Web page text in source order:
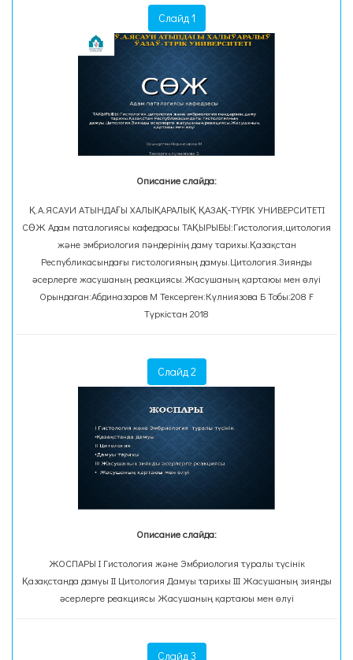
Слайд 1
Описание слайда:
Қ.А.ЯСАУИ АТЫНДАҒЫ ХАЛЫҚАРАЛЫҚ ҚАЗАҚ-ТҮРІК УНИВЕРСИТЕТІ
СӨЖ Адам паталогиясы кафедрасы ТАҚЫРЫБЫ:Гистология,цитология
және эмбриология пәндерінің даму тарихы.Қазақстан
Республикасындағы гистологияның дамуы.Цитология.Зиянды
әсерлерге жасушаның реакциясы.Жасушаның қартаюы мен өлуі
Орындаған:Абдиназаров М Тексерген:Күлниязова Б Тобы:208 F
Түркістан 2018
Слайд 2
Описание слайда:
ЖОСПАРЫ I Гистология және Эмбриология туралы түсінік
Қазақстанда дамуы II Цитология Дамуы тарихы III Жасушаның зиянды
әсерлерге реакциясы Жасушаның қартаюы мен өлуі
Слайд 3